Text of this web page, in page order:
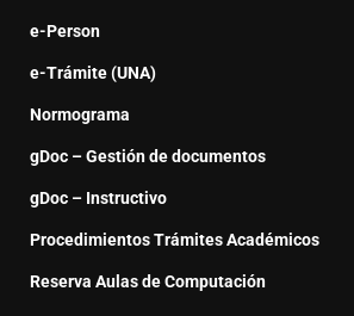
e-Person
e-Trámite (UNA)
Normograma
gDoc – Gestión de documentos
gDoc – Instructivo
Procedimientos Trámites Académicos
Reserva Aulas de Computación